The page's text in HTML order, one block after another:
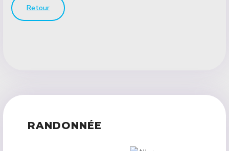
Retour
RANDONNÉE